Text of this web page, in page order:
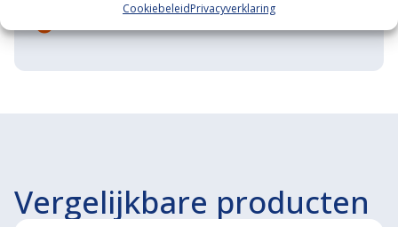
CookiebeleidPrivacyverklaring
Vergelijkbare producten